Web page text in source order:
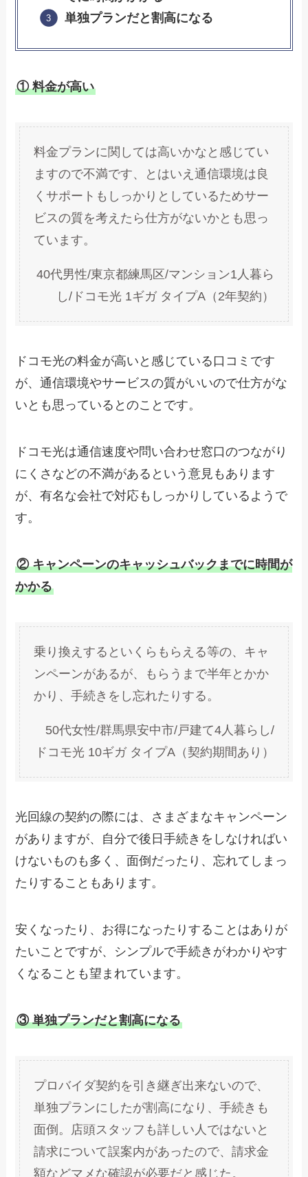
単独プランだと割高になる
① 料金が高い
料金プランに関しては高いかなと感じてい
ますので不満です、とはいえ通信環境は良
くサポートもしっかりとしているためサー
ビスの質を考えたら仕方がないかとも思っ
ています。
40代男性/東京都練馬区/マンション1人暮ら
し/ドコモ光 1ギガ タイプA（2年契約）
ドコモ光の料金が高いと感じている口コミです
が、通信環境やサービスの質がいいので仕方がな
いとも思っているとのことです。
ドコモ光は通信速度や問い合わせ窓口のつながり
にくさなどの不満があるという意見もあります
が、有名な会社で対応もしっかりしているようで
す。
② キャンペーンのキャッシュバックまでに時間が
かかる
乗り換えするといくらもらえる等の、キャ
ンペーンがあるが、もらうまで半年とかか
かり、手続きをし忘れたりする。
50代女性/群馬県安中市/戸建て4人暮らし/
ドコモ光 10ギガ タイプA（契約期間あり）
光回線の契約の際には、さまざまなキャンペーン
がありますが、自分で後日手続きをしなければい
けないものも多く、面倒だったり、忘れてしまっ
たりすることもあります。
安くなったり、お得になったりすることはありが
たいことですが、シンプルで手続きがわかりやす
くなることも望まれています。
③ 単独プランだと割高になる
プロバイダ契約を引き継ぎ出来ないので、
単独プランにしたが割高になり、手続きも
面倒。店頭スタッフも詳しい人ではないと
請求について誤案内があったので、請求金
額などマメな確認が必要だと感じた。